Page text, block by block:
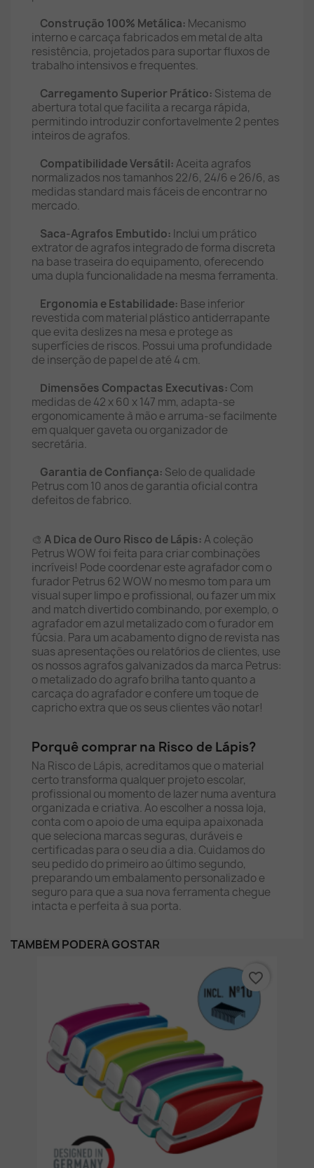
Construção 100% Metálica: Mecanismo
interno e carcaça fabricados em metal de alta
resistência, projetados para suportar fluxos de
trabalho intensivos e frequentes.
Carregamento Superior Prático: Sistema de
abertura total que facilita a recarga rápida,
permitindo introduzir confortavelmente 2 pentes
inteiros de agrafos.
Compatibilidade Versátil:Aceita agrafos
normalizados nos tamanhos 22/6, 24/6 e 26/6, as
medidas standard mais fáceis de encontrar no
mercado.
Saca-Agrafos Embutido: Inclui um prático
extrator de agrafos integrado de forma discreta
na base traseira do equipamento, oferecendo
uma dupla funcionalidade na mesma ferramenta.
Ergonomia e Estabilidade: Base inferior
revestida com material plástico antiderrapante
que evita deslizes na mesa e protege as
superfícies de riscos. Possui uma profundidade
de inserção de papel de até 4 cm.
Dimensões Compactas Executivas: Com
medidas de 42 x 60 x 147 mm, adapta-se
ergonomicamente à mão e arruma-se facilmente
em qualquer gaveta ou organizador de
secretária.
Garantia de Confiança: Selo de qualidade
Petrus com 10 anos de garantia oficial contra
defeitos de fabrico.
🎨 A Dica de Ouro Risco de Lápis:A coleção
Petrus WOW foi feita para criar combinações
incríveis! Pode coordenar este agrafador com o
furador Petrus 62 WOW no mesmo tom para um
visual super limpo e profissional, ou fazer um mix
and match divertido combinando, por exemplo, o
agrafador em azul metalizado com o furador em
fúcsia. Para um acabamento digno de revista nas
suas apresentações ou relatórios de clientes, use
os nossos agrafos galvanizados da marca Petrus:
o metalizado do agrafo brilha tanto quanto a
carcaça do agrafador e confere um toque de
capricho extra que os seus clientes vão notar!
Porquê comprar na Risco de Lápis?
Na Risco de Lápis, acreditamos que o material
certo transforma qualquer projeto escolar,
profissional ou momento de lazer numa aventura
organizada e criativa. Ao escolher a nossa loja,
conta com o apoio de uma equipa apaixonada
que seleciona marcas seguras, duráveis e
certificadas para o seu dia a dia. Cuidamos do
seu pedido do primeiro ao último segundo,
preparando um embalamento personalizado e
seguro para que a sua nova ferramenta chegue
intacta e perfeita à sua porta.
TAMBÉM PODERÁ GOSTAR
favorite_border